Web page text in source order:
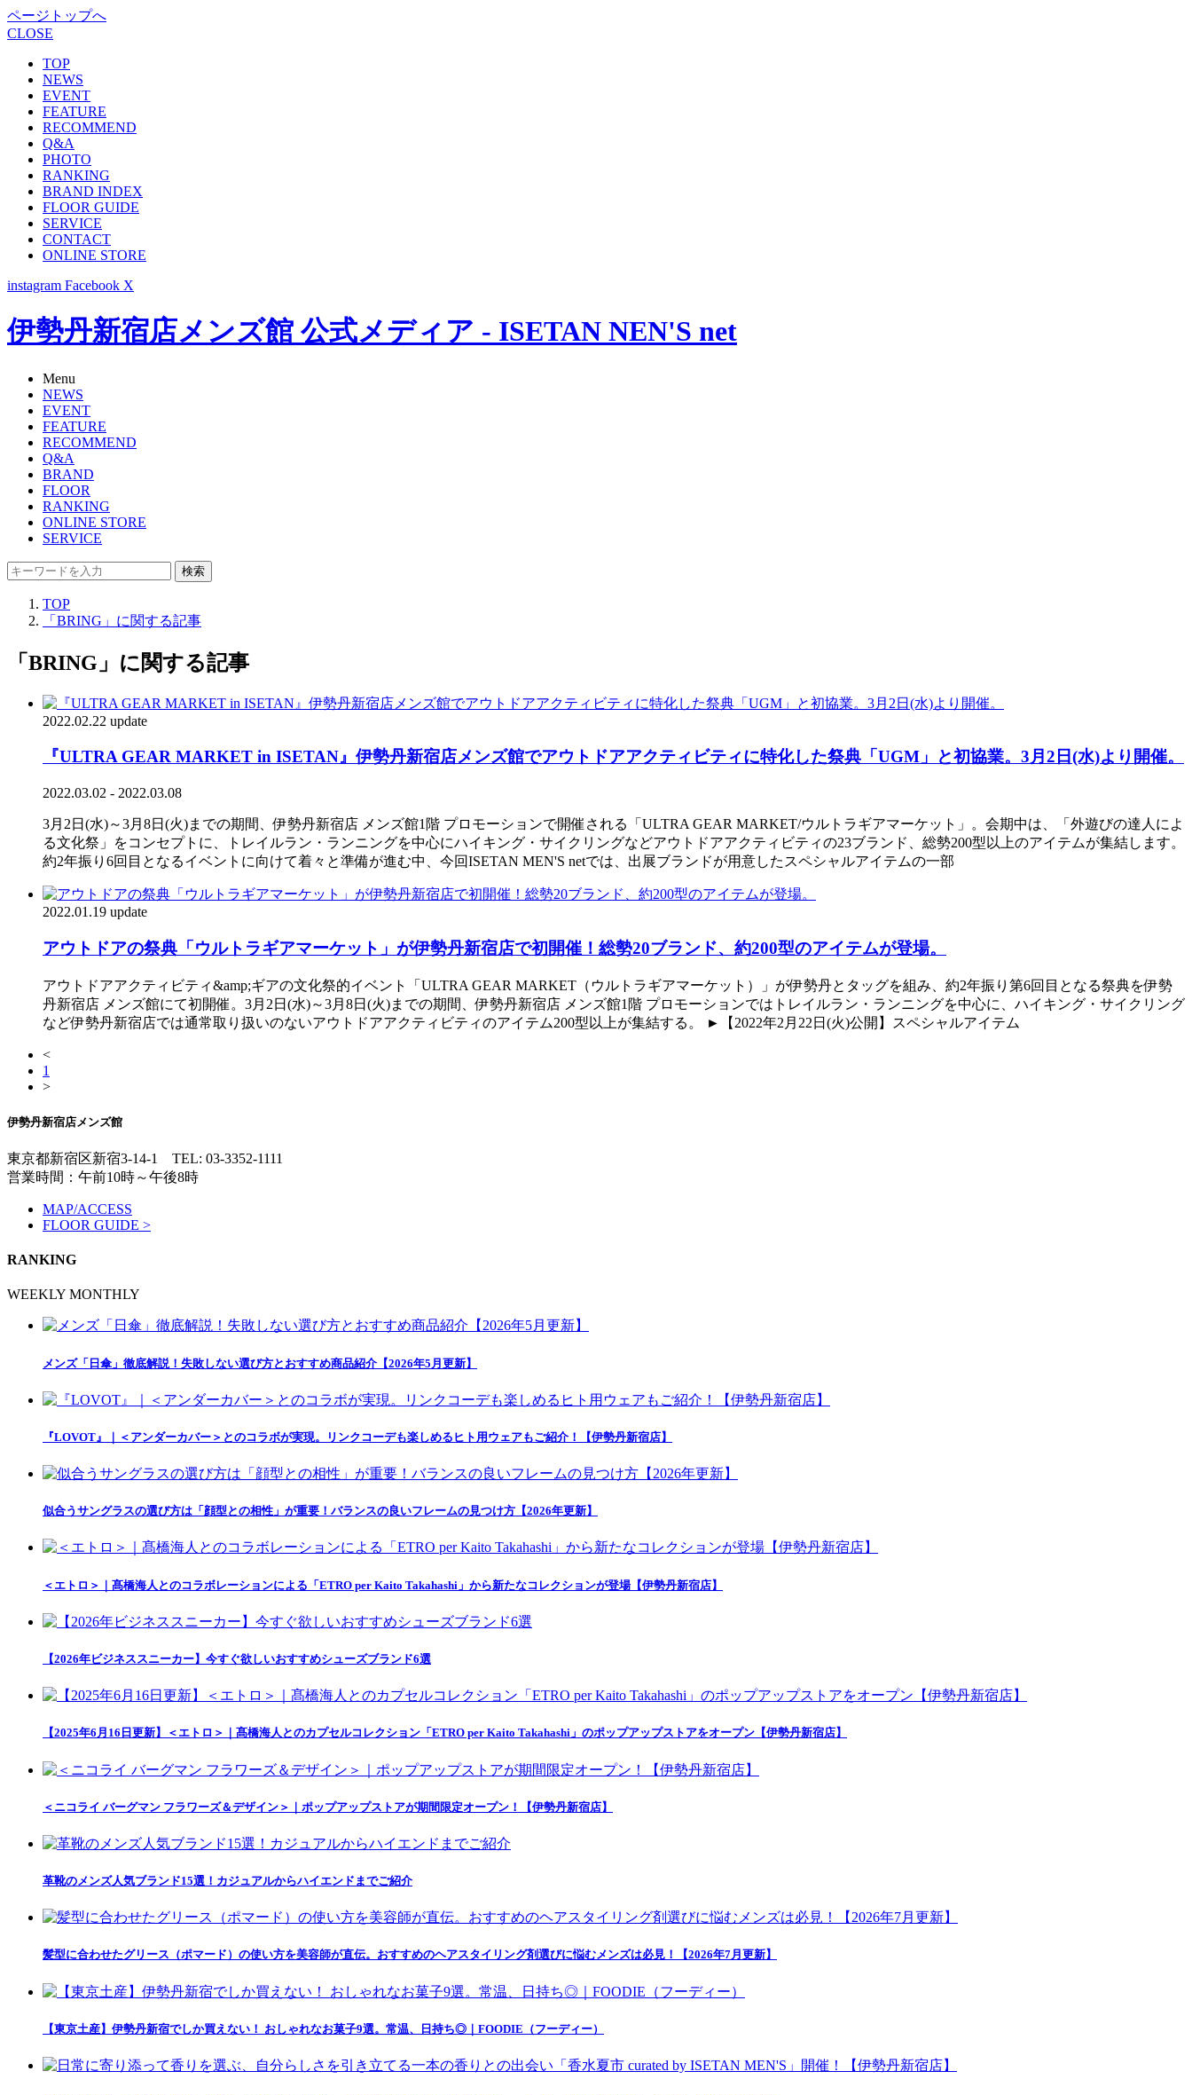
ページトップへ
CLOSE
TOP
NEWS
EVENT
FEATURE
RECOMMEND
Q&A
PHOTO
RANKING
BRAND INDEX
FLOOR GUIDE
SERVICE
CONTACT
ONLINE STORE
instagram Facebook X
伊勢丹新宿店メンズ館 公式メディア - ISETAN NEN'S net
Menu
NEWS
EVENT
FEATURE
RECOMMEND
Q&A
BRAND
FLOOR
RANKING
ONLINE STORE
SERVICE
検索
TOP
「BRING」に関する記事
「BRING」に関する記事
2022.02.22 update
『ULTRA GEAR MARKET in ISETAN』伊勢丹新宿店メンズ館でアウトドアアクティビティに特化した祭典「UGM」と初協業。3月2日(水)より開催。
2022.03.02 - 2022.03.08
3月2日(水)～3月8日(火)までの期間、伊勢丹新宿店 メンズ館1階 プロモーションで開催される「ULTRA GEAR MARKET/ウルトラギアマーケット」。会期中は、「外遊びの達人によ
る文化祭」をコンセプトに、トレイルラン・ランニングを中心にハイキング・サイクリングなどアウトドアアクティビティの23ブランド、総勢200型以上のアイテムが集結します。
約2年振り6回目となるイベントに向けて着々と準備が進む中、今回ISETAN MEN'S netでは、出展ブランドが用意したスペシャルアイテムの一部
2022.01.19 update
アウトドアの祭典「ウルトラギアマーケット」が伊勢丹新宿店で初開催！総勢20ブランド、約200型のアイテムが登場。
アウトドアアクティビティ&amp;ギアの文化祭的イベント「ULTRA GEAR MARKET（ウルトラギアマーケット）」が伊勢丹とタッグを組み、約2年振り第6回目となる祭典を伊勢
丹新宿店 メンズ館にて初開催。3月2日(水)～3月8日(火)までの期間、伊勢丹新宿店 メンズ館1階 プロモーションではトレイルラン・ランニングを中心に、ハイキング・サイクリング
など伊勢丹新宿店では通常取り扱いのないアウトドアアクティビティのアイテム200型以上が集結する。 ►【2022年2月22日(火)公開】スペシャルアイテム
<
1
>
伊勢丹新宿店メンズ館
東京都新宿区新宿3-14-1 TEL: 03-3352-1111
営業時間：午前10時～午後8時
MAP/ACCESS
FLOOR GUIDE >
RANKING
WEEKLY MONTHLY
メンズ「日傘」徹底解説！失敗しない選び方とおすすめ商品紹介【2026年5月更新】
『LOVOT』｜＜アンダーカバー＞とのコラボが実現。リンクコーデも楽しめるヒト用ウェアもご紹介！【伊勢丹新宿店】
似合うサングラスの選び方は「顔型との相性」が重要！バランスの良いフレームの見つけ方【2026年更新】
＜エトロ＞｜髙橋海人とのコラボレーションによる「ETRO per Kaito Takahashi」から新たなコレクションが登場【伊勢丹新宿店】
【2026年ビジネススニーカー】今すぐ欲しいおすすめシューズブランド6選
【2025年6月16日更新】＜エトロ＞｜髙橋海人とのカプセルコレクション「ETRO per Kaito Takahashi」のポップアップストアをオープン【伊勢丹新宿店】
＜ニコライ バーグマン フラワーズ＆デザイン＞｜ポップアップストアが期間限定オープン！【伊勢丹新宿店】
革靴のメンズ人気ブランド15選！カジュアルからハイエンドまでご紹介
髪型に合わせたグリース（ポマード）の使い方を美容師が直伝。おすすめのヘアスタイリング剤選びに悩むメンズは必見！【2026年7月更新】
【東京土産】伊勢丹新宿でしか買えない！ おしゃれなお菓子9選。常温、日持ち◎｜FOODIE（フーディー）